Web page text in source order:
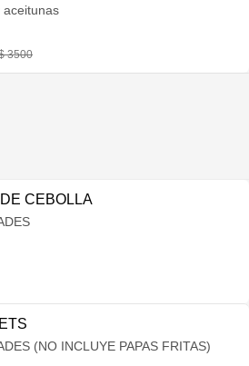
aceitunas
3500
CEBOLLA
(NO INCLUYE PAPAS FRITAS)